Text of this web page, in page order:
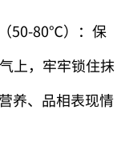
50-80℃）：保
上，牢牢锁住抹
养、品相表现情